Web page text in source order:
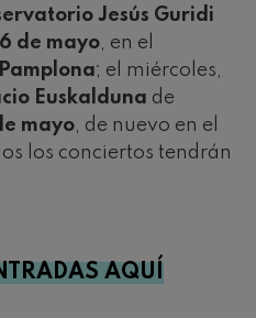
Jesús Guridi
de mayo, en el
Pamplona; el miércoles,
Euskalduna de
mayo, de nuevo en el
los conciertos tendrán
AQUÍ